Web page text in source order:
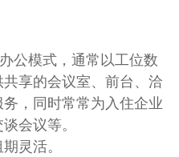
公模式，通常以工位数
享的会议室、前台、洽
，同时常常为入住企业
会议等。
灵活。